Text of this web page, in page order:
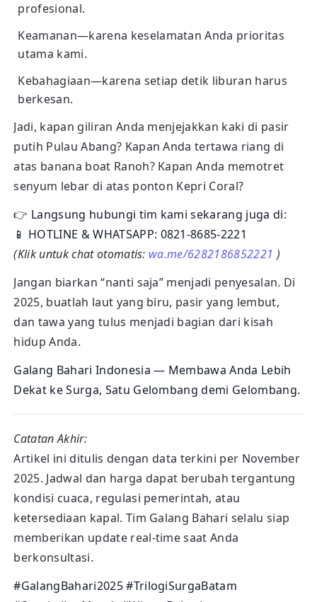
profesional.
Keamanan—karena keselamatan Anda prioritas
utama kami.
Kebahagiaan—karena setiap detik liburan harus
berkesan.
Jadi, kapan giliran Anda menjejakkan kaki di pasir
putih Pulau Abang? Kapan Anda tertawa riang di
atas banana boat Ranoh? Kapan Anda memotret
senyum lebar di atas ponton Kepri Coral?
👉 Langsung hubungi tim kami sekarang juga di:
📱 HOTLINE & WHATSAPP: 0821-8685-2221
(Klik untuk chat otomatis: wa.me/6282186852221 )
Jangan biarkan “nanti saja” menjadi penyesalan. Di
2025, buatlah laut yang biru, pasir yang lembut,
dan tawa yang tulus menjadi bagian dari kisah
hidup Anda.
Galang Bahari Indonesia — Membawa Anda Lebih
Dekat ke Surga, Satu Gelombang demi Gelombang.
Catatan Akhir:
Artikel ini ditulis dengan data terkini per November
2025. Jadwal dan harga dapat berubah tergantung
kondisi cuaca, regulasi pemerintah, atau
ketersediaan kapal. Tim Galang Bahari selalu siap
memberikan update real-time saat Anda
berkonsultasi.
#GalangBahari2025 #TrilogiSurgaBatam